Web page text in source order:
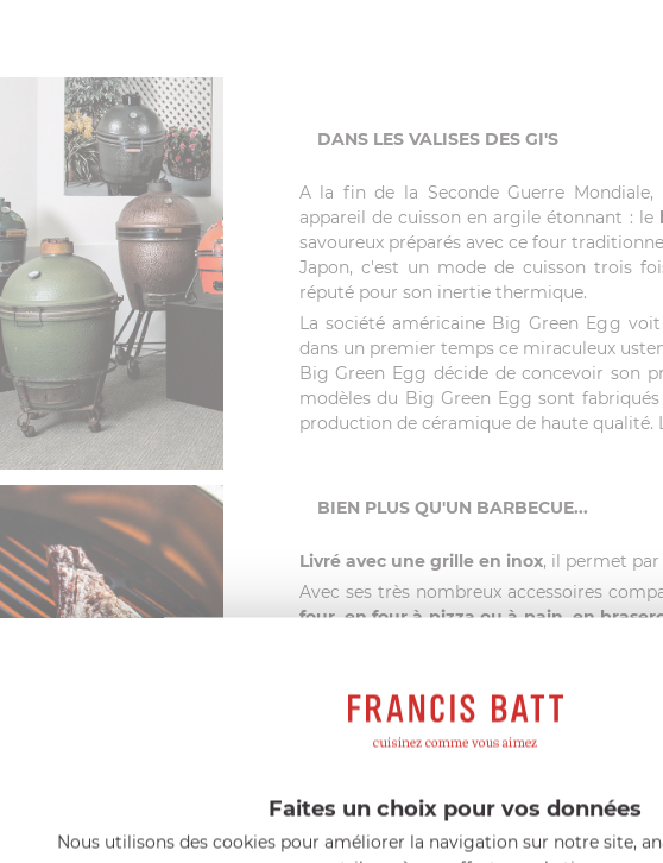
DANS LES VALISES DES GI'S
A la fin de la Seconde Guerre
appareil de cuisson en argile étonnant : le
savoureux préparés avec ce four
Japon, c'est un mode de cuisson trois
réputé pour son inertie thermique.
La société américaine Big Green Egg
dans un premier temps ce miraculeux
Big Green Egg décide de concevoir son
modèles du Big Green Egg sont
production de céramique de haute qualité.
BIEN PLUS QU'UN BARBECUE...
Livré avec une grille en inox, il permet
Avec ses très nombreux accessoires
four, en four à pizza ou à pain, en
l'expérimentation culinaire. Avec le
l'entrée au dessert, en passant par
d'aubergine, côtes de boeuf, viandes
pain maison, ragout, tajine, plats
En saupoudrant des copeaux de bois Big
et leur donnezune saveur
entre les différentes essences de bois
Faites un choix pour vos données
Nous utilisons des cookies pour améliorer la navigation sur notre site,